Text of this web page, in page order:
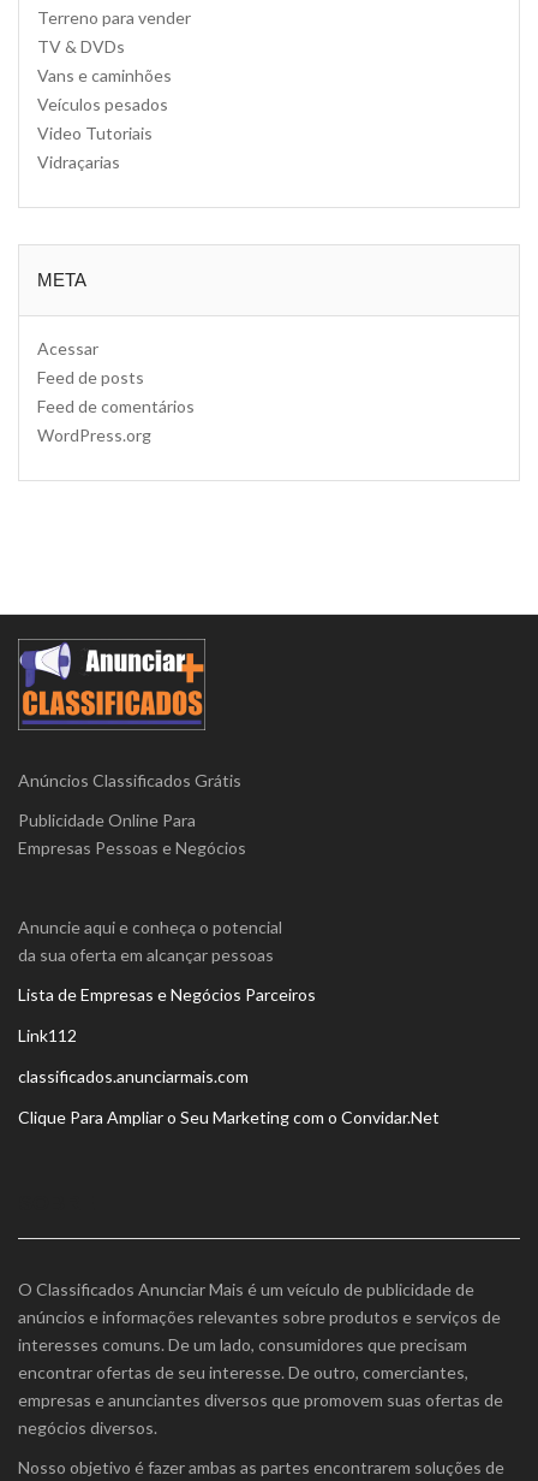
Terreno para vender
TV & DVDs
Vans e caminhões
Veículos pesados
Video Tutoriais
Vidraçarias
META
Acessar
Feed de posts
Feed de comentários
WordPress.org
Anúncios Classificados Grátis
Publicidade Online Para
Empresas Pessoas e Negócios
Anuncie aqui e conheça o potencial
da sua oferta em alcançar pessoas
Lista de Empresas e Negócios Parceiros
Link112
classificados.anunciarmais.com
Clique Para Ampliar o Seu Marketing com o Convidar.Net
O Classificados Anunciar Mais é um veículo de publicidade de
anúncios e informações relevantes sobre produtos e serviços de
interesses comuns. De um lado, consumidores que precisam
encontrar ofertas de seu interesse. De outro, comerciantes,
empresas e anunciantes diversos que promovem suas ofertas de
negócios diversos.
Nosso objetivo é fazer ambas as partes encontrarem soluções de